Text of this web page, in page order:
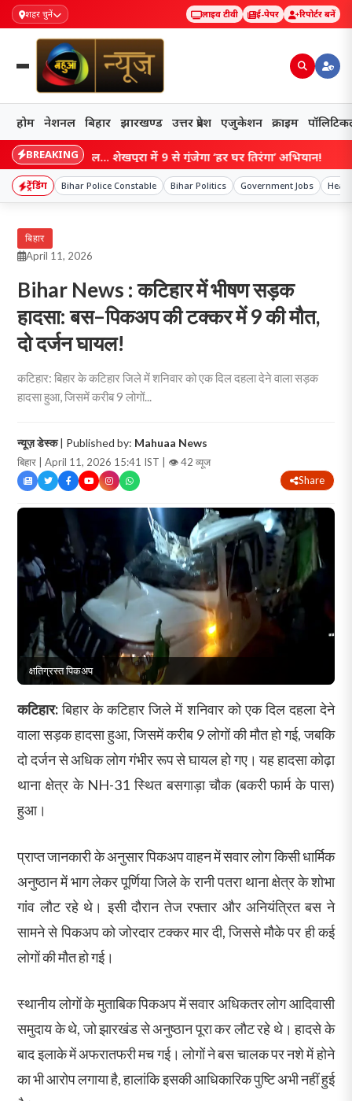
शहर चुनें लाइव टीवी ई-पेपर रिपोर्टर बनें
होम नेशनल बिहार झारखण्ड उत्तर प्रदेश एजुकेशन क्राइम
BREAKING
150 साल… शेखपुरा में 9 से गूंजेगा ‘हर घर तिरंगा’ अभियान!
ट्रेंडिंग Bihar Police Constable Bihar Politics Government Jobs
बिहार
April 11, 2026
Bihar News : कटिहार में भीषण सड़क
हादसा: बस–पिकअप की टक्कर में 9 की मौत,
दो दर्जन घायल!
कटिहार: बिहार के कटिहार जिले में शनिवार को एक दिल दहला देने वाला सड़क
हादसा हुआ, जिसमें करीब 9 लोगों...
न्यूज़ डेस्क| Published by: Mahuaa News
बिहार | April 11, 2026 15:41 IST | 👁 42 व्यूज
Share
क्षतिग्रस्त पिकअप
कटिहार:बिहार के कटिहार जिले में शनिवार को एक दिल दहला देने
वाला सड़क हादसा हुआ, जिसमें करीब 9 लोगों की मौत हो गई, जबकि
दो दर्जन से अधिक लोग गंभीर रूप से घायल हो गए। यह हादसा कोढ़ा
थाना क्षेत्र के NH-31 स्थित बसगाड़ा चौक (बकरी फार्म के पास)
हुआ।
प्राप्त जानकारी के अनुसार पिकअप वाहन में सवार लोग किसी धार्मिक
अनुष्ठान में भाग लेकर पूर्णिया जिले के रानी पतरा थाना क्षेत्र के शोभा
गांव लौट रहे थे। इसी दौरान तेज रफ्तार और अनियंत्रित बस ने
सामने से पिकअप को जोरदार टक्कर मार दी, जिससे मौके पर ही कई
लोगों की मौत हो गई।
स्थानीय लोगों के मुताबिक पिकअप में सवार अधिकतर लोग आदिवासी
समुदाय के थे, जो झारखंड से अनुष्ठान पूरा कर लौट रहे थे। हादसे के
बाद इलाके में अफरातफरी मच गई। लोगों ने बस चालक पर नशे में होने
का भी आरोप लगाया है, हालांकि इसकी आधिकारिक पुष्टि अभी नहीं हुई